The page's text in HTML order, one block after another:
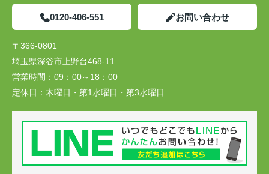
0120-406-551 お問い合わせ
〒366-0801
埼玉県深谷市上野台468-11
営業時間： 09：00～18：00
定休日： 木曜日・第1水曜日・第3水曜日